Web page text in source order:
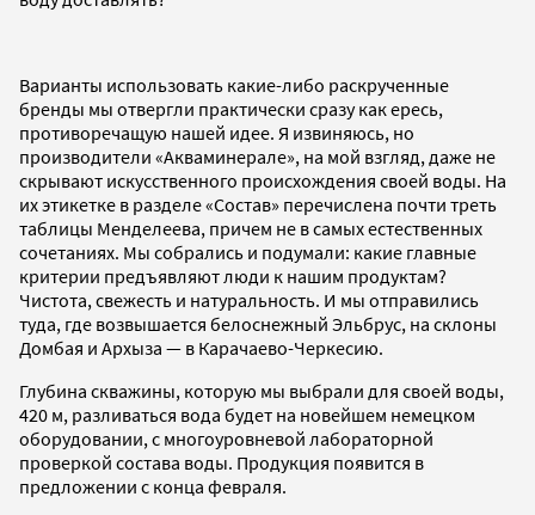
Варианты использовать какие-либо раскрученные
бренды мы отвергли практически сразу как ересь,
противоречащую нашей идее. Я извиняюсь, но
производители «Акваминерале», на мой взгляд, даже не
скрывают искусственного происхождения своей воды. На
их этикетке в разделе «Состав» перечислена почти треть
таблицы Менделеева, причем не в самых естественных
сочетаниях. Мы собрались и подумали: какие главные
критерии предъявляют люди к нашим продуктам?
Чистота, свежесть и натуральность. И мы отправились
туда, где возвышается белоснежный Эльбрус, на склоны
Домбая и Архыза — в Карачаево-Черкесию.
Глубина скважины, которую мы выбрали для своей воды,
420 м, разливаться вода будет на новейшем немецком
оборудовании, с многоуровневой лабораторной
проверкой состава воды. Продукция появится в
предложении с конца февраля.